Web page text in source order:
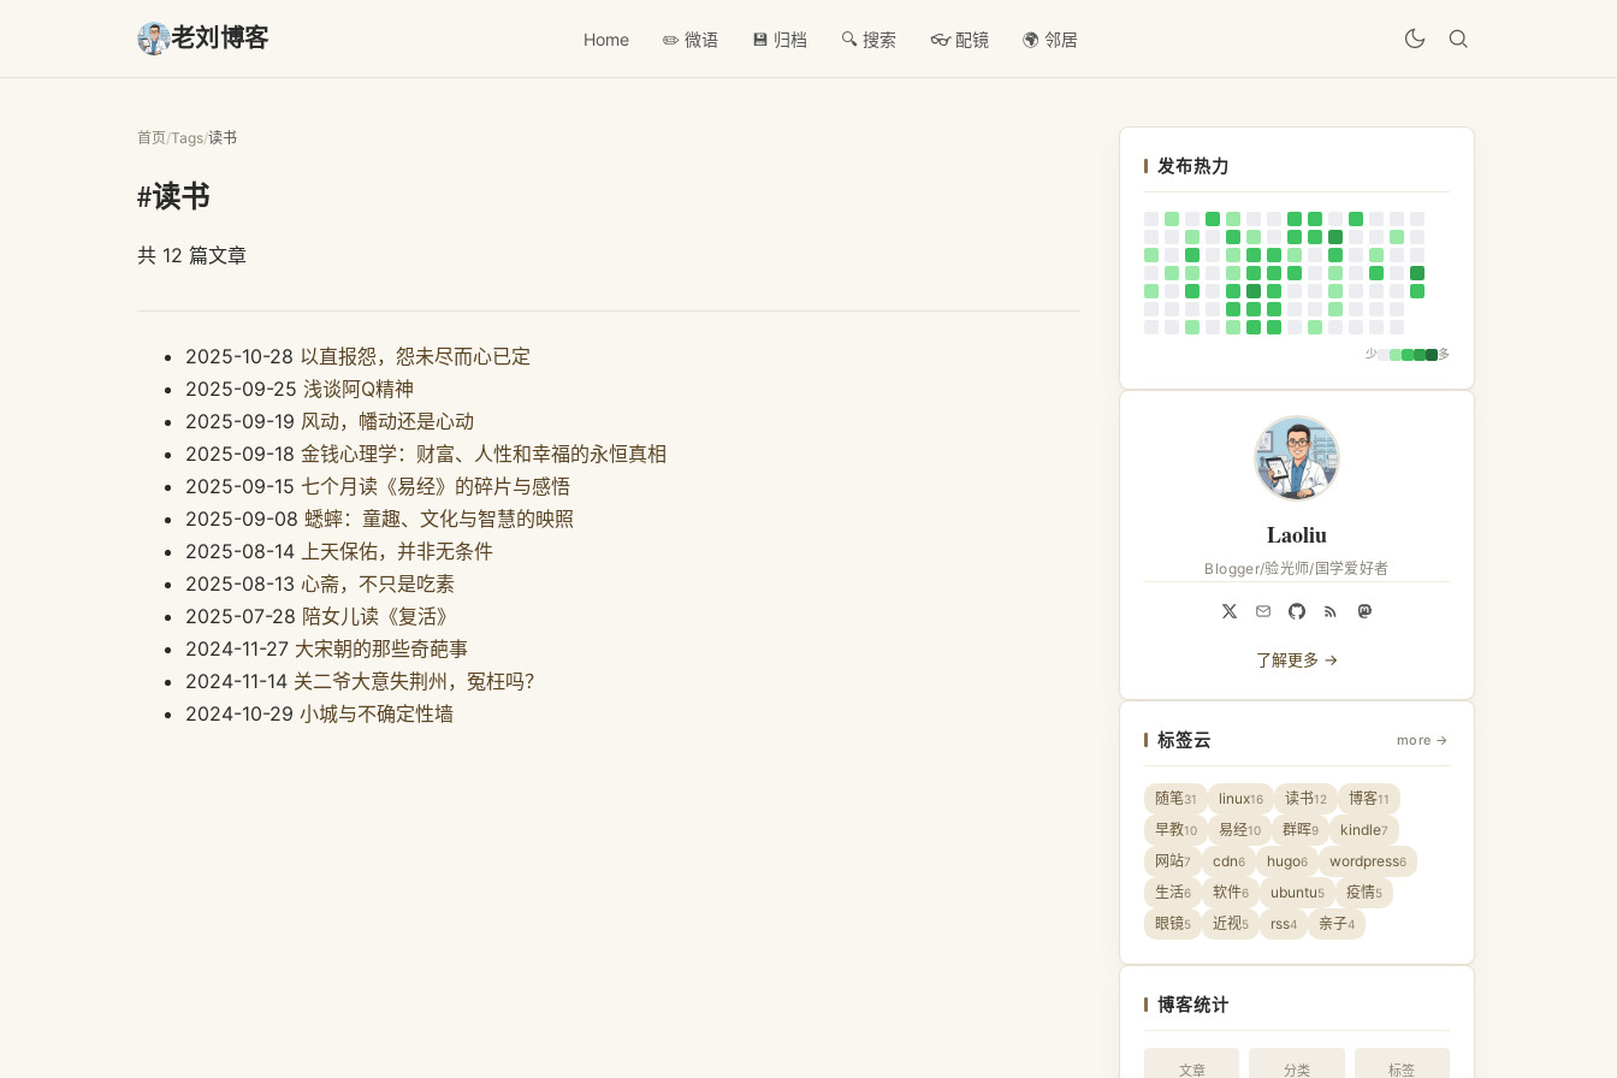
老刘博客 Home ✏️ 微语 💾 归档 🔍 搜索 👓 配镜 🌍 邻居
首页/Tags/读书
#读书
共 12 篇文章
2025-10-28 以直报怨，怨未尽而心已定
2025-09-25 浅谈阿Q精神
2025-09-19 风动，幡动还是心动
2025-09-18 金钱心理学：财富、人性和幸福的永恒真相
2025-09-15 七个月读《易经》的碎片与感悟
2025-09-08 蟋蟀：童趣、文化与智慧的映照
2025-08-14 上天保佑，并非无条件
2025-08-13 心斋，不只是吃素
2025-07-28 陪女儿读《复活》
2024-11-27 大宋朝的那些奇葩事
2024-11-14 关二爷大意失荆州，冤枉吗？
2024-10-29 小城与不确定性墙
发布热力
少 多
Laoliu
Blogger/验光师/国学爱好者
了解更多 →
标签云 more →
随笔31 linux16 读书12 博客11
早教10 易经10 群晖9 kindle7
网站7 cdn6 hugo6 wordpress6
生活6 软件6 ubuntu5 疫情5
眼镜5 近视5 rss4 亲子4
博客统计
文章 分类 标签